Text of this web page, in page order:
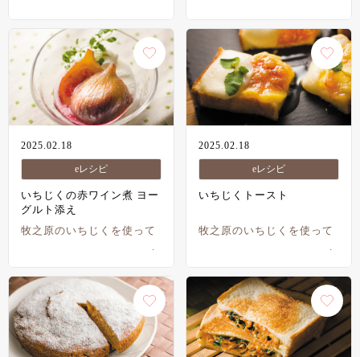
2025.02.18
eレシピ
いちじくの赤ワイン煮 ヨー
グルト添え
牧之原のいちじくを使って
2025.02.18
eレシピ
いちじくトースト
牧之原のいちじくを使って